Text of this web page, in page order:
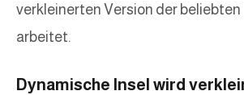
verkleinerten Version der beliebten
arbeitet.
Dynamische Insel wird